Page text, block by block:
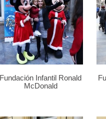
Fundación Infantil Ronald
McDonald